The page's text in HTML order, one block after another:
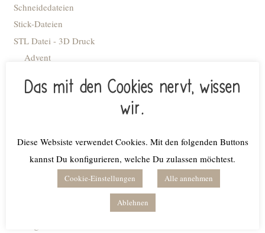
Schneidedateien
Stick-Dateien
STL Datei - 3D Druck
Advent
Blumiges
Deko-Flaschenöffner
Deko-Ringe
Deko-Tellerchen
Das mit den Cookies nervt, wissen
wir.
Diese Websiste verwendet Cookies. Mit den folgenden Buttons
kannst Du konfigurieren, welche Du zulassen möchtest.
Cookie-Einstellungen Alle annehmen
Ablehnen